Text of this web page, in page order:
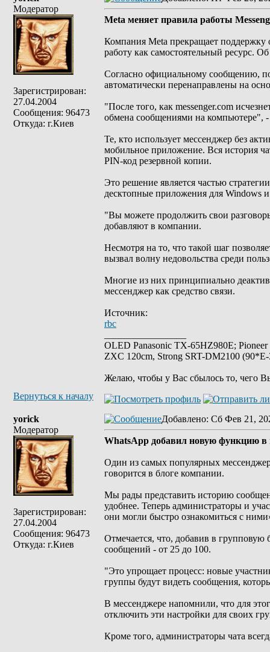
Модератор
Зарегистрирован:
27.04.2004
Сообщения: 96473
Откуда: г.Киев
Meta меняет правила работы
Компания Meta прекращает поддержку
работу как самостоятельный ресурс.
Согласно официальному сообщению,
автоматически перенаправлены на
"После того, как messenger.com
обмена сообщениями на компьютере",
Те, кто использует мессенджер без
мобильное приложение. Вся история
PIN-код резервной копии.
Это решение является частью
десктопные приложения для Windows
"Вы можете продолжить свои
добавляют в компании.
Несмотря на то, что такой шаг
вызвал волну недовольства среди
Многие из них принципиально
мессенджер как средство связи.
Источник:
rbc
OLED Panasonic TX-65HZ980E;
ZXC 120cm, Strong SRT-DM2100
Желаю, чтобы у Вас сбылось то, чего
Вернуться к началу
yorick
Модератор
Зарегистрирован:
27.04.2004
Сообщения: 96473
Откуда: г.Киев
Добавлено: Сб Фев 21,
WhatsApp добавил новую функцию
Один из самых популярных
говорится в блоге компании.
Мы рады представить историю
удобнее. Теперь администраторы и
они могли быстро ознакомиться с
Отмечается, что, добавив в
сообщений - от 25 до 100.
"Это упрощает процесс: новые
группы будут видеть сообщения,
В мессенджере напомнили, что для
отключить эти настройки для своих
Кроме того, администраторы чата